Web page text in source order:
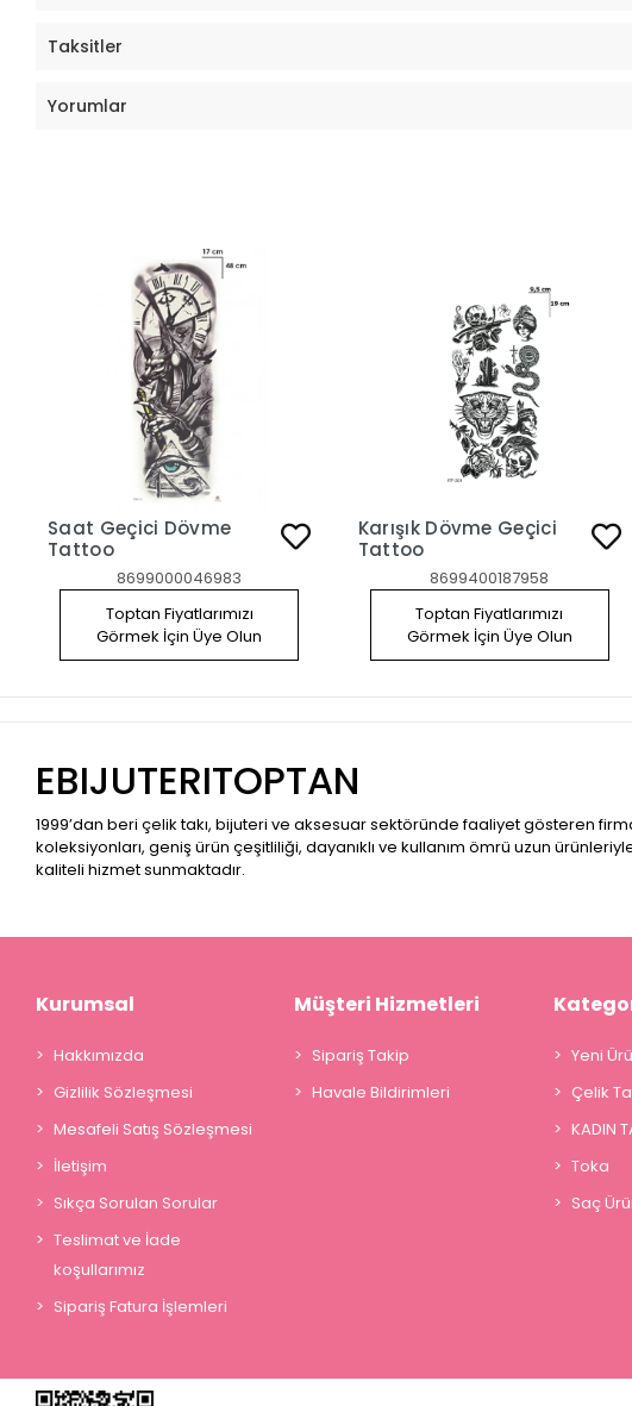
Taksitler
Yorumlar
Saat Geçici Dövme
Tattoo
8699000046983
Toptan Fiyatlarımızı
Görmek İçin Üye Olun
Karışık Dövme Geçici
Tattoo
8699400187958
Toptan Fiyatlarımızı
Görmek İçin Üye Olun
EBIJUTERITOPTAN
1999’dan beri çelik takı, bijuteri ve aksesuar sektöründe faaliyet gösteren
koleksiyonları, geniş ürün çeşitliliği, dayanıklı ve kullanım ömrü uzun
kaliteli hizmet sunmaktadır.
Kurumsal
Hakkımızda
Gizlilik Sözleşmesi
Mesafeli Satış Sözleşmesi
İletişim
Sıkça Sorulan Sorular
Teslimat ve İade
koşullarımız
Sipariş Fatura İşlemleri
Müşteri Hizmetleri
Sipariş Takip
Havale Bildirimleri
Yeni
Çelik
KADIN
Toka
Saç